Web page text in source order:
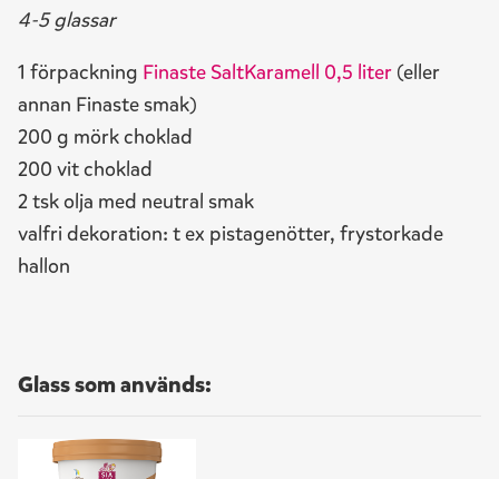
4-5 glassar
1 förpackning Finaste SaltKaramell 0,5 liter (eller
annan Finaste smak)
200 g mörk choklad
200 vit choklad
2 tsk olja med neutral smak
valfri dekoration: t ex pistagenötter, frystorkade
hallon
Glass som används: